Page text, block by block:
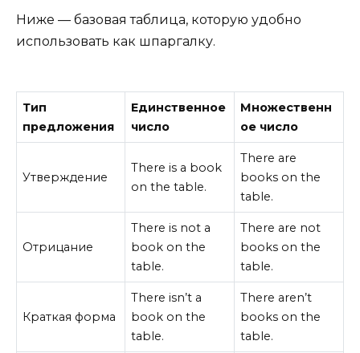
Ниже — базовая таблица, которую удобно
использовать как шпаргалку.
Тип
предложения
Единственное
число
Множественн
ое число
Утверждение
There is a book
on the table.
There are
books on the
table.
Отрицание
There is not a
book on the
table.
There are not
books on the
table.
Краткая форма
There isn’t a
book on the
table.
There aren’t
books on the
table.